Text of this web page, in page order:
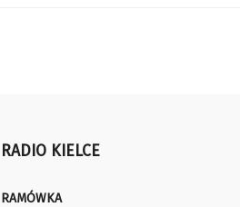
RADIO KIELCE
RAMÓWKA